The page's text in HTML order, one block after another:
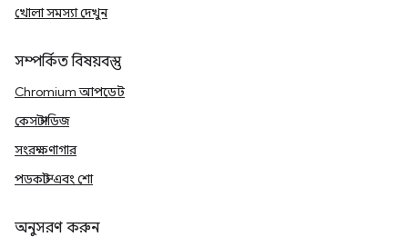
খোলা সমস্যা দেখুন
সম্পর্কিত বিষয়বস্তু
Chromium আপডেট
কেস স্টাডিজ
সংরক্ষণাগার
পডকাস্ট এবং শো
অনুসরণ করুন